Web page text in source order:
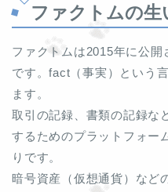
ファクトムの生
ファクトムは2015年に公開
です。fact（事実）という
ます。
取引の記録、書類の記録な
するためのプラットフォー
りです。
暗号資産（仮想通貨）など